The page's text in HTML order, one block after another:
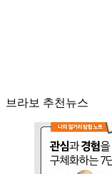
브라보 추천뉴스